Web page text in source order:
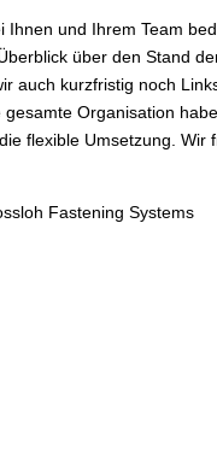
und Ihrem Team
über den Stand
auch kurzfristig noch
Organisation
flexible Umsetzung. Wir
Fastening Systems